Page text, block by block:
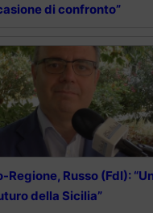
di confronto”
Russo (FdI):
della Sicilia”